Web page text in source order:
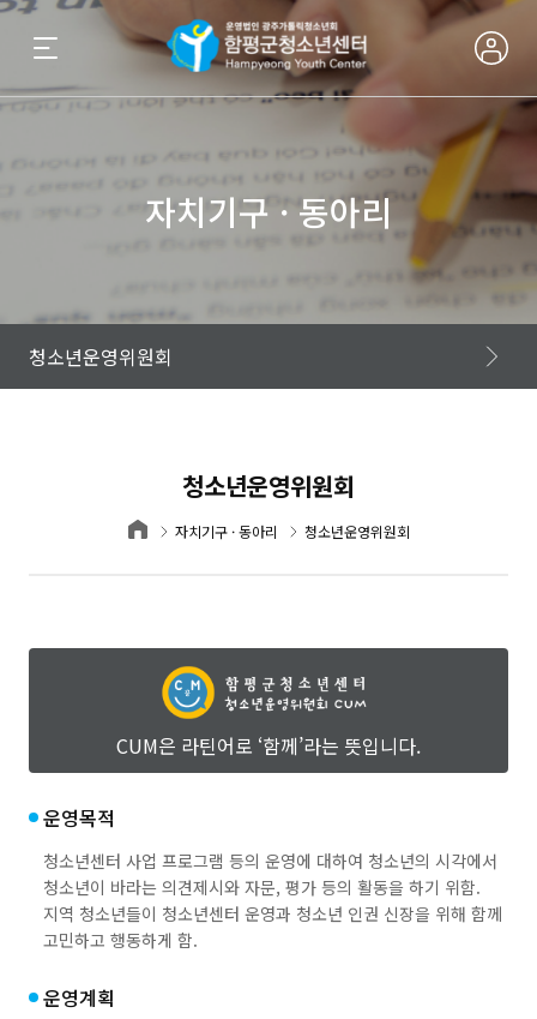
자치기구 · 동아리
자치기구 · 동아리
청소년운영위원회
청소년운영위원회
자치기구 · 동아리 청소년운영위원회
CUM은 라틴어로 ‘함께’라는 뜻입니다.
운영목적
청소년센터 사업 프로그램 등의 운영에 대하여 청소년의 시각에서
청소년이 바라는 의견제시와 자문, 평가 등의 활동을 하기 위함.
지역 청소년들이 청소년센터 운영과 청소년 인권 신장을 위해 함께
고민하고 행동하게 함.
운영계획